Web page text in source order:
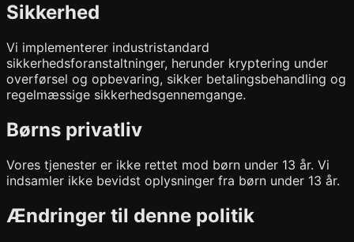
Sikkerhed
Vi implementerer industristandard
sikkerhedsforanstaltninger, herunder kryptering under
overførsel og opbevaring, sikker betalingsbehandling og
regelmæssige sikkerhedsgennemgange.
Børns privatliv
Vores tjenester er ikke rettet mod børn under 13 år. Vi
indsamler ikke bevidst oplysninger fra børn under 13 år.
Ændringer til denne politik